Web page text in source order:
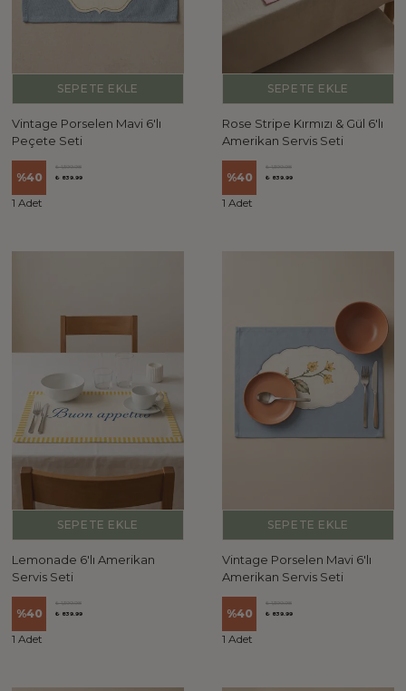
SEPETE EKLE
Vintage Porselen Mavi 6'lı
Peçete Seti
%40
₺ 1,399.98
₺ 839.99
1 Adet
SEPETE EKLE
Rose Stripe Kırmızı & Gül 6'lı
Amerikan Servis Seti
%40
₺ 1,399.98
₺ 839.99
1 Adet
SEPETE EKLE
Lemonade 6'lı Amerikan
Servis Seti
%40
₺ 1,399.98
₺ 839.99
1 Adet
SEPETE EKLE
Vintage Porselen Mavi 6'lı
Amerikan Servis Seti
%40
₺ 1,399.98
₺ 839.99
1 Adet